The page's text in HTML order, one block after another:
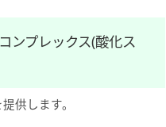
ンプレックス(酸化ス
供します。